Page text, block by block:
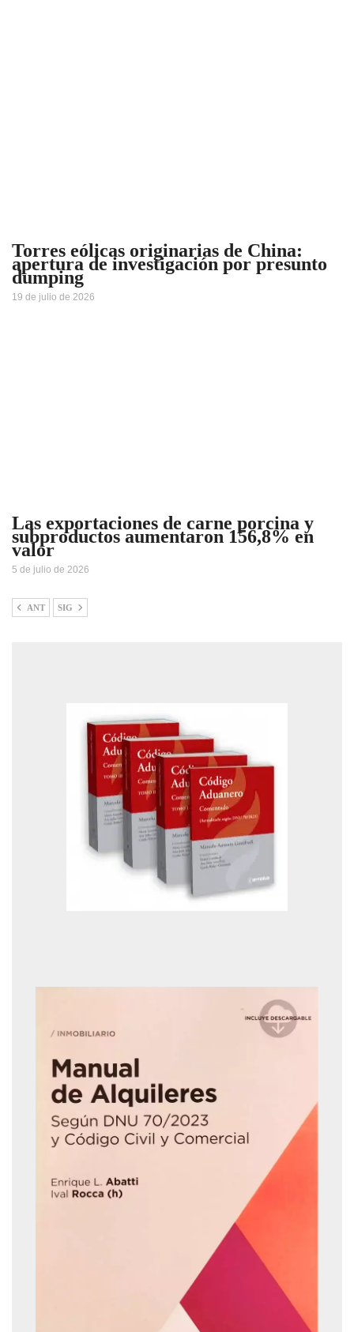
Torres eólicas originarias de China:
apertura de investigación por presunto
dumping
19 de julio de 2026
Las exportaciones de carne porcina y
subproductos aumentaron 156,8% en
valor
5 de julio de 2026
ANT SIG